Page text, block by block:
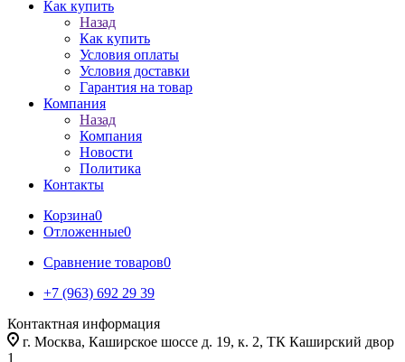
Как купить
Назад
Как купить
Условия оплаты
Условия доставки
Гарантия на товар
Компания
Назад
Компания
Новости
Политика
Контакты
Корзина0
Отложенные0
Сравнение товаров0
+7 (963) 692 29 39
Контактная информация
г. Москва, Каширское шоссе д. 19, к. 2, ТК Каширский двор
1